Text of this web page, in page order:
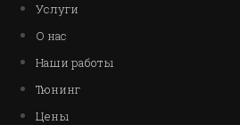
Услуги
О нас
Наши работы
Тюнинг
Цены